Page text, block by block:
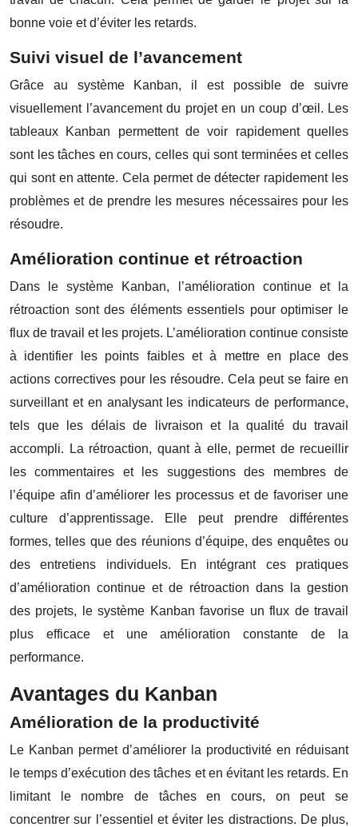
bonne voie et d’éviter les retards.
Suivi visuel de l’avancement
Grâce au système Kanban, il est possible de suivre
visuellement l’avancement du projet en un coup d’œil. Les
tableaux Kanban permettent de voir rapidement quelles
sont les tâches en cours, celles qui sont terminées et celles
qui sont en attente. Cela permet de détecter rapidement les
problèmes et de prendre les mesures nécessaires pour les
résoudre.
Amélioration continue et rétroaction
Dans le système Kanban, l’amélioration continue et la
rétroaction sont des éléments essentiels pour optimiser le
flux de travail et les projets. L’amélioration continue consiste
à identifier les points faibles et à mettre en place des
actions correctives pour les résoudre. Cela peut se faire en
surveillant et en analysant les indicateurs de performance,
tels que les délais de livraison et la qualité du travail
accompli. La rétroaction, quant à elle, permet de recueillir
les commentaires et les suggestions des membres de
l’équipe afin d’améliorer les processus et de favoriser une
culture d’apprentissage. Elle peut prendre différentes
formes, telles que des réunions d’équipe, des enquêtes ou
des entretiens individuels. En intégrant ces pratiques
d’amélioration continue et de rétroaction dans la gestion
des projets, le système Kanban favorise un flux de travail
plus efficace et une amélioration constante de la
performance.
Avantages du Kanban
Amélioration de la productivité
Le Kanban permet d’améliorer la productivité en réduisant
le temps d’exécution des tâches et en évitant les retards. En
limitant le nombre de tâches en cours, on peut se
concentrer sur l’essentiel et éviter les distractions. De plus,